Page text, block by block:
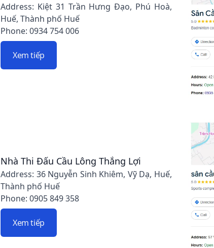
Address: Kiệt 31 Trần Hưng Đạo, Phú Hoà,
Huế, Thành phố Huế
Phone: 0934 754 006
Xem tiếp
Nhà Thi Đấu Cầu Lông Thắng Lợi
Address: 36 Nguyễn Sinh Khiêm, Vỹ Dạ, Huế,
Thành phố Huế
Phone: 0905 849 358
Xem tiếp